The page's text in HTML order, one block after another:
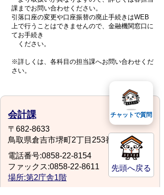
課までお問い合わせください。
引落口座の変更や口座振替の廃止手続きはWEB
上で行うことはできませんので、金融機関窓口に
てお手続き
ください。
※詳しくは、各科目の担当課へお問い合わせくだ
さい。
会計課
〒682-8633
鳥取県倉吉市堺町2丁目253番地1
電話番号:0858-22-8154
ファックス:0858-22-8611
場所:第2庁舎1階
先頭へ戻る
チャットで質問